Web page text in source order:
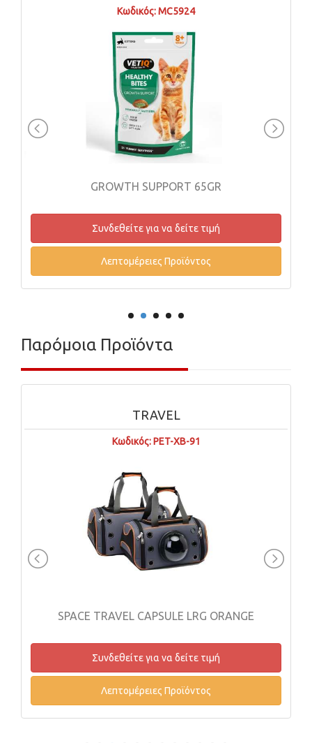
Κωδικός: MC5924
GROWTH SUPPORT 65GR
Συνδεθείτε για να δείτε τιμή
Λεπτομέρειες Προϊόντος
Παρόμοια Προϊόντα
TRAVEL
Κωδικός: PET-XB-91
SPACE TRAVEL CAPSULE LRG ORANGE
Συνδεθείτε για να δείτε τιμή
Λεπτομέρειες Προϊόντος